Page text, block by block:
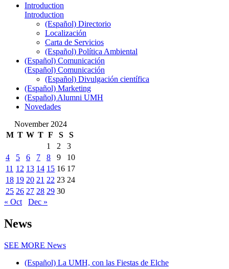
Introduction
Introduction
(Español) Directorio
Localización
Carta de Servicios
(Español) Política Ambiental
(Español) Comunicación
(Español) Comunicación
(Español) Divulgación científica
(Español) Marketing
(Español) Alumni UMH
Novedades
November 2024
M T W T F S
S
1
2
3
4
5 6 7 8 9
10
11 12 13 14 15 16 17
18 19 20 21 22 23 24
25 26 27 28 29 30
« Oct
Dec »
News
SEE MORE News
(Español) La UMH, con las Fiestas de Elche